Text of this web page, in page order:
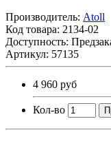
Производитель: Atoll
Код товара: 2134-02
Доступность:
Артикул: 57135
4 960 руб
Кол-во